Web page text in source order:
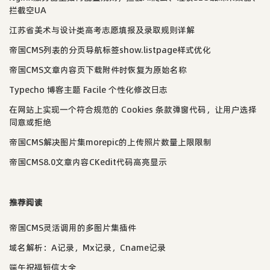
拦截空UA
江苏省美术与设计类高考志愿填报及录取规则详解
帝国CMS列表的分页导航标签show.listpage样式优化
帝国CMS文章内容页下载附件时恢复为原始名称
Typecho 博客主题 Facile 个性化修改日志
在网站上实现一个符合规范的 Cookies 条款弹窗代码，让用户选择
同意或拒绝
帝国CMS解决图片集morepic的上传照片数量上限限制
帝国CMS8.0文章内容CKedit代码高亮显示
推荐阅读
帝国CMS灵活调用的多图片集插件
域名解析：A记录，Mx记录，Cname记录
端午祝福短信大全